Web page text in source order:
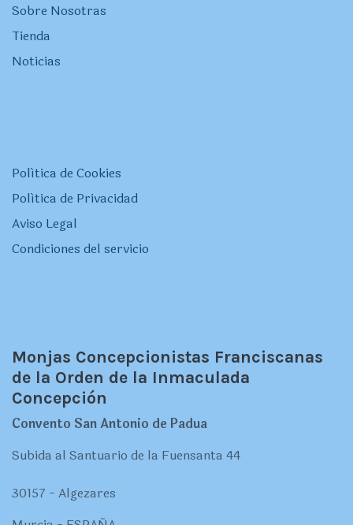
Sobre Nosotras
Tienda
Noticias
Política de Cookies
Política de Privacidad
Aviso Legal
Condiciones del servicio
Monjas Concepcionistas Franciscanas
de la Orden de la Inmaculada
Concepción
Convento San Antonio de Padua
Subida al Santuario de la Fuensanta 44
30157 - Algezares